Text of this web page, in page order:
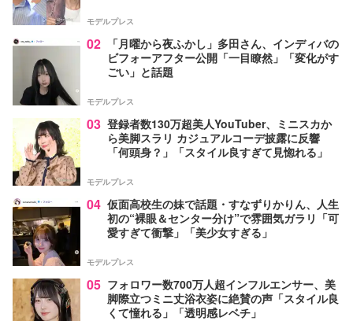
モデルプレス
02
「月曜から夜ふかし」多田さん、インディバの
ビフォーアフター公開「一目瞭然」「変化がす
ごい」と話題
モデルプレス
03 登録者数130万超美人YouTuber、ミニスカか
ら美脚スラリ カジュアルコーデ披露に反響
「何頭身？」「スタイル良すぎて見惚れる」
モデルプレス
04 仮面高校生の妹で話題・すなずりかりん、人生
初の“裸眼＆センター分け”で雰囲気ガラリ「可
愛すぎて衝撃」「美少女すぎる」
モデルプレス
05 フォロワー数700万人超インフルエンサー、美
脚際立つミニ丈浴衣姿に絶賛の声「スタイル良
くて憧れる」「透明感レベチ」